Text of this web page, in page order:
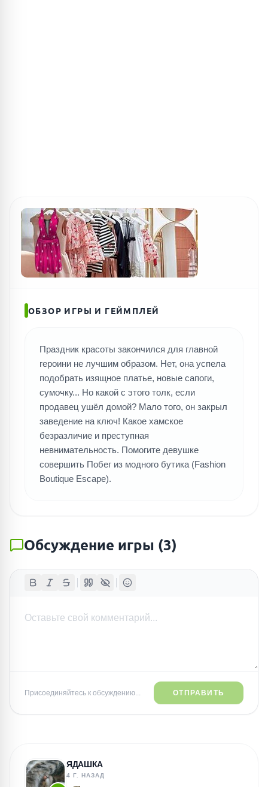
ОБЗОР ИГРЫ И ГЕЙМПЛЕЙ
Праздник красоты закончился для главной
героини не лучшим образом. Нет, она успела
подобрать изящное платье, новые сапоги,
сумочку... Но какой с этого толк, если
продавец ушёл домой? Мало того, он закрыл
заведение на ключ! Какое хамское
безразличие и преступная
невнимательность. Помогите девушке
совершить Побег из модного бутика (Fashion
Boutique Escape).
Обсуждение игры (3)
Присоединяйтесь к обсуждению... ОТПРАВИТЬ
ЯДАШКА
4 Г. НАЗАД